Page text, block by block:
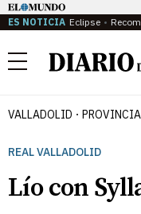
ES NOTICIA Eclipse
Menú
VALLADOLID PROVINCIA
REAL VALLADOLID
Lío con